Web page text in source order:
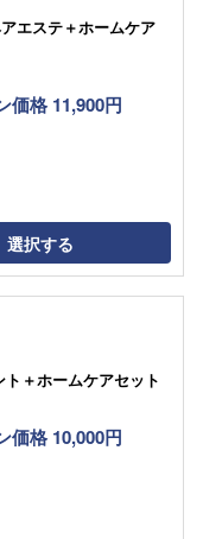
エステ＋ホームケア
価格 11,900円
選択する
＋ホームケアセット
価格 10,000円